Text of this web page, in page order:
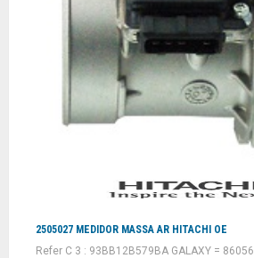
2505027 MEDIDOR MASSA AR HITACHI OE
Refer C 3 : 93BB12B579BA GALAXY = 86056